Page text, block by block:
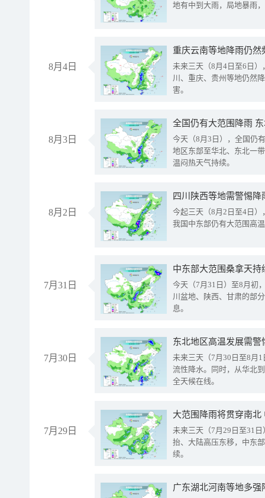
地有中到大雨，局地暴雨
8月4日
重庆云南等地降雨仍然
未来三天（8月4日至6日
川、重庆、贵州等地仍然
害。
8月3日
全国仍有大范围降雨
今天（8月3日），全国仍
地区东部至华北、东北一
温闷热天气持续。
8月2日
今起三天（8月2日至4日
我国中东部仍有大范围高
7月31日
中东部大范围桑拿天
今天（7月31日）至8月初
川盆地、陕西、甘肃的部
息。
7月30日
东北地区高温发展需
未来三天（7月30日至8月
流性降水。同时，从华北
全天候在线。
7月29日
大范围降雨将贯穿南
未来三天（7月29日至31
抬、大陆高压东移，中东
续。
广东湖北河南等地多